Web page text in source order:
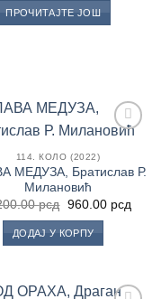
ПРОЧИТАЈТЕ ЈОШ
Листу
114. КОЛО (2022)
МЕДУЗА, Братислав Р.
Милановић
рсд Оригинална
је
била:
1,200.00 рсд.
960.00 рсд
цена
ДОДАЈ У КОРПУ